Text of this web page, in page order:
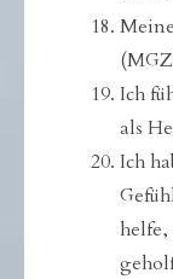
Ich
als
Ich